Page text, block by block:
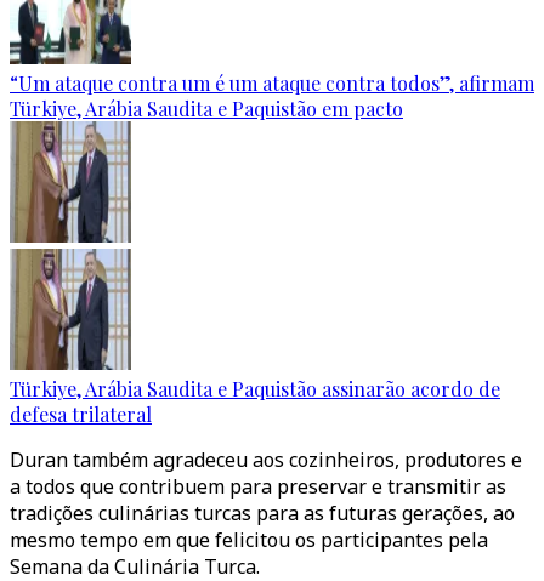
“Um ataque contra um é um ataque contra todos”, afirmam
Türkiye, Arábia Saudita e Paquistão em pacto
Türkiye, Arábia Saudita e Paquistão assinarão acordo de
defesa trilateral
Duran também agradeceu aos cozinheiros, produtores e
a todos que contribuem para preservar e transmitir as
tradições culinárias turcas para as futuras gerações, ao
mesmo tempo em que felicitou os participantes pela
Semana da Culinária Turca.